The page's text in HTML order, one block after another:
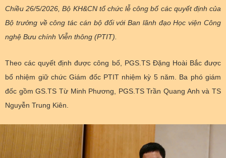
Bưu chính, Viễn thông
Năng lượng nguyên tử
Tin địa phương
Văn bản chỉ đạo điều hành
Lấy ý kiến người dân về dự thảo VBQPPL
Khoa học và Công nghệ
Đổi mới sáng tạo
Chuyển đổi số
Sở hữu trí tuệ
Multimedia
THƯ ĐIỆN TỬ
Khác
Videos
Infographic
Ảnh
Chiều 26/5/2026, Bộ KH&CN tổ chức lễ công bố các quyết định của
Bộ trưởng về công tác cán bộ đối với Ban lãnh đạo Học viện Công
nghệ Bưu chính Viễn thông (PTIT).
Theo các quyết định được công bố, PGS.TS Đặng Hoài Bắc được
bổ nhiệm giữ chức Giám đốc PTIT nhiệm kỳ 5 năm. Ba phó giám
đốc gồm GS.TS Từ Minh Phương, PGS.TS Trần Quang Anh và TS
Nguyễn Trung Kiên.